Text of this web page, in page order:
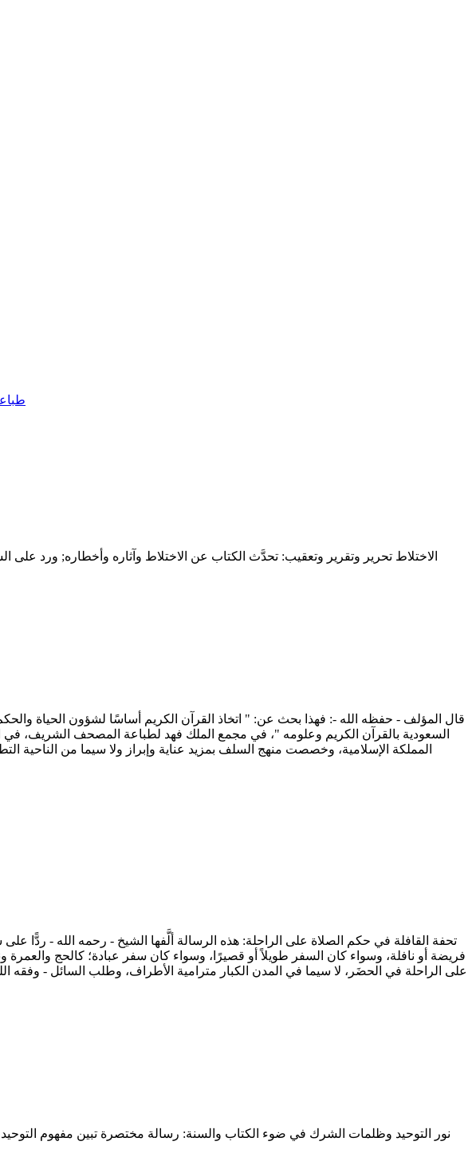
الاختلاط تحرير وتقرير وتعقيب: تحدَّث الكتاب عن الاختلاط وآثاره وأخطاره; ورد
قال المؤلف - حفظه الله -: فهذا بحث عن: " اتخاذ القرآن الكريم أساسًا لشؤون الحياة
السعودية بالقرآن الكريم وعلومه "، في مجمع الملك فهد لطباعة المصحف الشريف، في
المملكة الإسلامية، وخصصت منهج السلف بمزيد عناية وإبراز ولا سيما من الناحية
تحفة القافلة في حكم الصلاة على الراحلة: هذه الرسالة ألَّفها الشيخ - رحمه الله -
فريضة أو نافلة، وسواء كان السفر طويلاً أو قصيرًا، وسواء كان سفر عبادة؛ كالحج والعمرة
على الراحلة في الحضَر، لا سيما في المدن الكبار مترامية الأطراف، وطلب السائل - وفقه
نور التوحيد وظلمات الشرك في ضوء الكتاب والسنة: رسالة مختصرة تبين مفهوم التوحيد